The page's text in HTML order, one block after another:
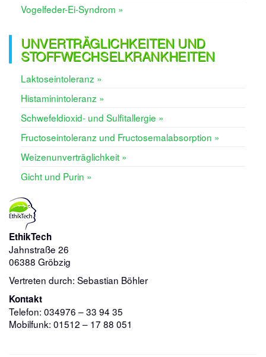
Vogelfeder-Ei-Syndrom »
UNVERTRÄGLICHKEITEN UND
STOFFWECHSELKRANKHEITEN
Laktoseintoleranz »
Histaminintoleranz »
Schwefeldioxid- und Sulfitallergie »
Fructoseintoleranz und Fructosemalabsorption »
Weizenunverträglichkeit »
Gicht und Purin »
EthikTech
Jahnstraße 26
06388 Gröbzig
Vertreten durch: Sebastian Böhler
Kontakt
Telefon: 034976 – 33 94 35
Mobilfunk: 01512 – 17 88 051